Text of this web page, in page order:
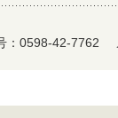
：0598-42-7762